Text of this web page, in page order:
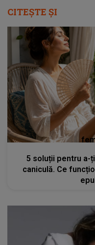
CITEȘTE ȘI
5 soluții pentru a-
caniculă. Ce